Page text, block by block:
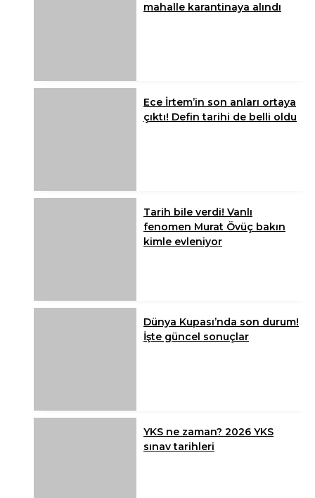
mahalle karantinaya alındı
Ece İrtem’in son anları ortaya
çıktı! Defin tarihi de belli oldu
Tarih bile verdi! Vanlı
fenomen Murat Övüç bakın
kimle evleniyor
Dünya Kupası’nda son durum!
İşte güncel sonuçlar
YKS ne zaman? 2026 YKS
sınav tarihleri